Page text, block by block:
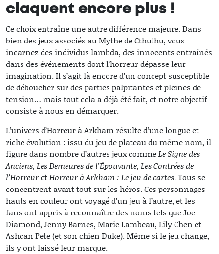
claquent encore plus !
Ce choix entraîne une autre différence majeure. Dans
bien des jeux associés au Mythe de Cthulhu, vous
incarnez des individus lambda, des innocents entraînés
dans des événements dont l’horreur dépasse leur
imagination. Il s’agit là encore d’un concept susceptible
de déboucher sur des parties palpitantes et pleines de
tension… mais tout cela a déjà été fait, et notre objectif
consiste à nous en démarquer.
L’univers d’Horreur à Arkham résulte d’une longue et
riche évolution : issu du jeu de plateau du même nom, il
figure dans nombre d’autres jeux commeLe Signe des
Anciens, Les Demeures de l’Épouvante, Les Contrées de
l’HorreuretHorreur à Arkham : Le jeu de cartes. Tous se
concentrent avant tout sur les héros. Ces personnages
hauts en couleur ont voyagé d’un jeu à l’autre, et les
fans ont appris à reconnaître des noms tels que Joe
Diamond, Jenny Barnes, Marie Lambeau, Lily Chen et
Ashcan Pete (et son chien Duke). Même si le jeu change,
ils y ont laissé leur marque.